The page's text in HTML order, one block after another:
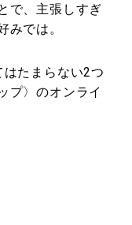
で、主張しすぎ
みでは。
はたまらない2つ
プ〉のオンライ